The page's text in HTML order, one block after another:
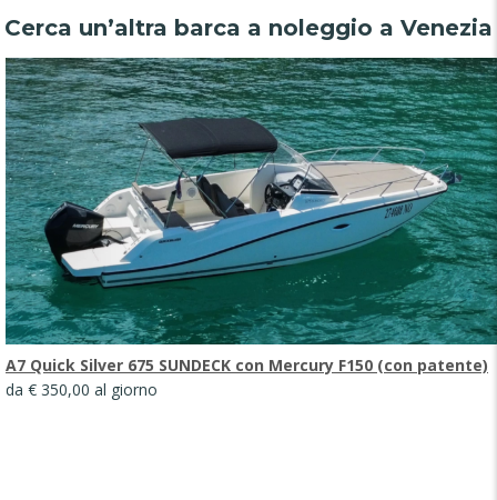
Cerca un’altra barca a noleggio a Venezia
A7 Quick Silver 675 SUNDECK con Mercury F150 (con patente)
da € 350,00 al giorno